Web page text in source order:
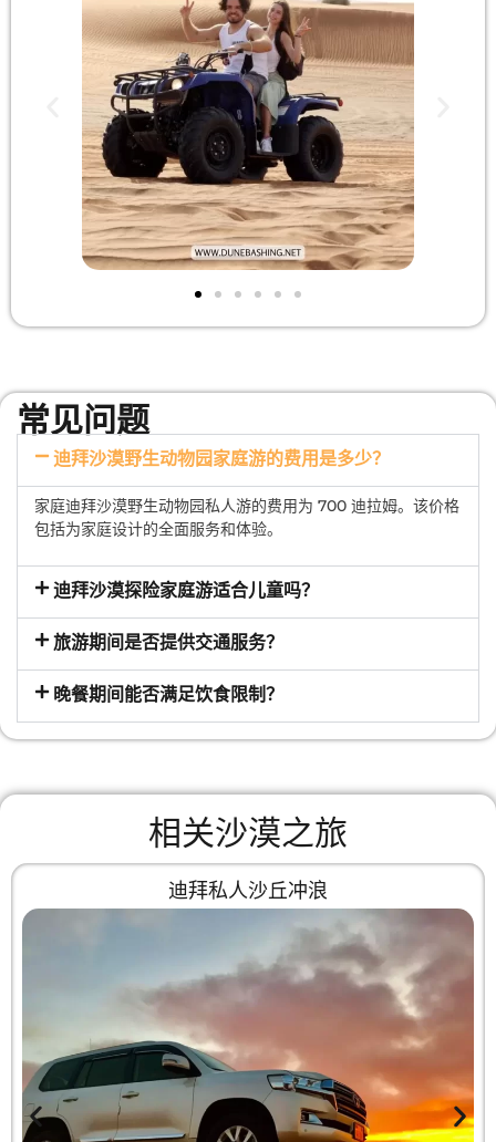
常见问题
迪拜沙漠野生动物园家庭游的费用是多少？
家庭迪拜沙漠野生动物园私人游的费用为 700 迪拉姆。该价格
包括为家庭设计的全面服务和体验。
迪拜沙漠探险家庭游适合儿童吗？
旅游期间是否提供交通服务？
晚餐期间能否满足饮食限制？
相关沙漠之旅
迪拜私人沙丘冲浪